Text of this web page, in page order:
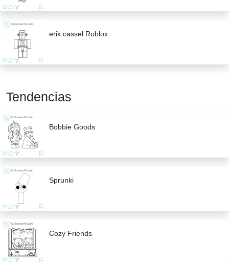
erik.cassel Roblox
Tendencias
Bobbie Goods
Sprunki
Cozy Friends